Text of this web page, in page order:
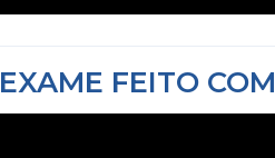
EXAME FEITO COM